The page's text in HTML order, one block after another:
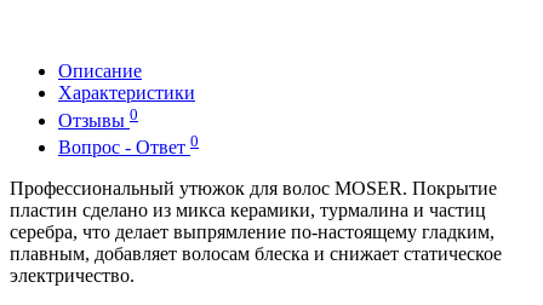
Описание
Характеристики
Отзывы 0
Вопрос - Ответ 0
Профессиональный утюжок для волос MOSER. Покрытие
пластин сделано из микса керамики, турмалина и частиц
серебра, что делает выпрямление по-настоящему гладким,
плавным, добавляет волосам блеска и снижает статическое
электричество.